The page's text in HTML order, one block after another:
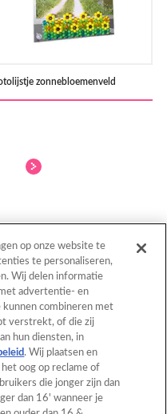
zonnebloemenveld
Catalogus
Wat is Aquabeads?
Voor ouders
op onze website te
te personaliseren,
Wij delen informatie
advertentie- en
kunnen combineren met
verstrekt, of die zij
hun diensten, in
. Wij plaatsen en
oog op reclame of
die jonger zijn dan
dan 16' wanneer je